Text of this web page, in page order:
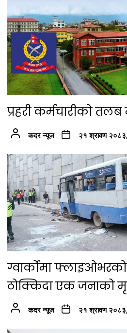
प्रहरी कर्मचारीको
कदर न्यूज २१ श्रावण २०८३,
ग्वार्कोमा फ्लाइओभरको
ठोक्किदा एक जनाको
कदर न्यूज २१ श्रावण २०८३,